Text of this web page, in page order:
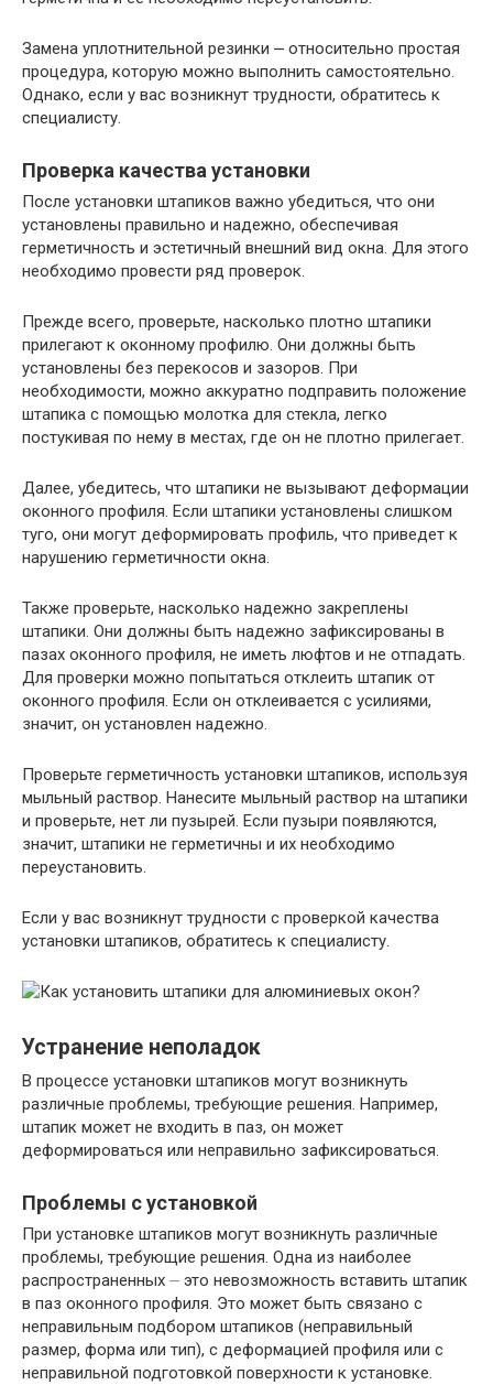
Замена уплотнительной резинки ⎼ относительно простая
процедура, которую можно выполнить самостоятельно.
Однако, если у вас возникнут трудности, обратитесь к
специалисту.
Проверка качества установки
После установки штапиков важно убедиться, что они
установлены правильно и надежно, обеспечивая
герметичность и эстетичный внешний вид окна. Для этого
необходимо провести ряд проверок.
Прежде всего, проверьте, насколько плотно штапики
прилегают к оконному профилю. Они должны быть
установлены без перекосов и зазоров. При
необходимости, можно аккуратно подправить положение
штапика с помощью молотка для стекла, легко
постукивая по нему в местах, где он не плотно прилегает.
Далее, убедитесь, что штапики не вызывают деформации
оконного профиля. Если штапики установлены слишком
туго, они могут деформировать профиль, что приведет к
нарушению герметичности окна.
Также проверьте, насколько надежно закреплены
штапики. Они должны быть надежно зафиксированы в
пазах оконного профиля, не иметь люфтов и не отпадать.
Для проверки можно попытаться отклеить штапик от
оконного профиля. Если он отклеивается с усилиями,
значит, он установлен надежно.
Проверьте герметичность установки штапиков, используя
мыльный раствор. Нанесите мыльный раствор на штапики
и проверьте, нет ли пузырей. Если пузыри появляются,
значит, штапики не герметичны и их необходимо
переустановить.
Если у вас возникнут трудности с проверкой качества
установки штапиков, обратитесь к специалисту.
Устранение неполадок
В процессе установки штапиков могут возникнуть
различные проблемы, требующие решения. Например,
штапик может не входить в паз, он может
деформироваться или неправильно зафиксироваться.
Проблемы с установкой
При установке штапиков могут возникнуть различные
проблемы, требующие решения. Одна из наиболее
распространенных ⏤ это невозможность вставить штапик
в паз оконного профиля. Это может быть связано с
неправильным подбором штапиков (неправильный
размер, форма или тип), с деформацией профиля или с
неправильной подготовкой поверхности к установке.